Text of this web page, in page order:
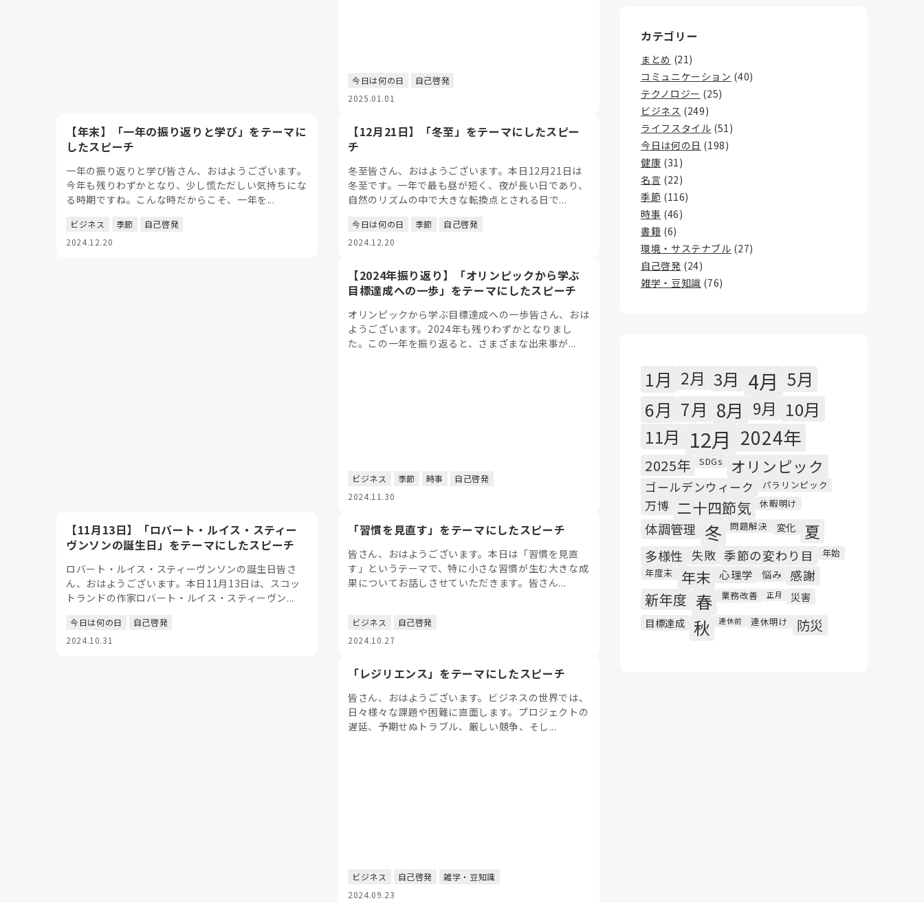
今日は何の日
自己啓発
2025.01.01
【年末】「一年の振り返りと学び」をテーマに
したスピーチ
一年の振り返りと学び皆さん、おはようございます。
今年も残りわずかとなり、少し慌ただしい気持ちにな
る時期ですね。こんな時だからこそ、一年を...
ビジネス 季節
自己啓発
2024.12.20
【12月21日】「冬至」をテーマにしたスピー
チ
冬至皆さん、おはようございます。本日12月21日は
冬至です。一年で最も昼が短く、夜が長い日であり、
自然のリズムの中で大きな転換点とされる日で...
今日は何の日 季節
自己啓発
2024.12.20
【2024年振り返り】「オリンピックから学ぶ
目標達成への一歩」をテーマにしたスピーチ
オリンピックから学ぶ目標達成への一歩皆さん、おは
ようございます。2024年も残りわずかとなりまし
た。この一年を振り返ると、さまざまな出来事が...
ビジネス 季節 時事
自己啓発
2024.11.30
【11月13日】「ロバート・ルイス・スティー
ヴンソンの誕生日」をテーマにしたスピーチ
ロバート・ルイス・スティーヴンソンの誕生日皆さ
ん、おはようございます。本日11月13日は、スコッ
トランドの作家ロバート・ルイス・スティーヴン...
今日は何の日
自己啓発
2024.10.31
「習慣を見直す」をテーマにしたスピーチ
皆さん、おはようございます。本日は「習慣を見直
す」というテーマで、特に小さな習慣が生む大きな成
果についてお話しさせていただきます。皆さん...
ビジネス
自己啓発
2024.10.27
「レジリエンス」をテーマにしたスピーチ
皆さん、おはようございます。ビジネスの世界では、
日々様々な課題や困難に直面します。プロジェクトの
遅延、予期せぬトラブル、厳しい競争、そし...
ビジネス 自己啓発
雑学・豆知識
2024.09.23
カテゴリー
まとめ (21)
コミュニケーション (40)
テクノロジー (25)
ビジネス (249)
ライフスタイル (51)
今日は何の日 (198)
健康 (31)
名言 (22)
季節 (116)
時事 (46)
書籍 (6)
環境・サステナブル (27)
自己啓発 (24)
雑学・豆知識 (76)
1月 2月 3月 4月 5月
6月 7月 8月 9月 10月
11月 12月 2024年
2025年 SDGs オリンピック
ゴールデンウィーク パラリンピック
万博 二十四節気 休暇明け
体調管理 冬 問題解決 変化 夏
多様性 失敗 季節の変わり目
年始
年度末
年末 心理学 悩み 感謝
新年度 春 業務改善 正月
災害
目標達成
秋 連休前 連休明け 防災